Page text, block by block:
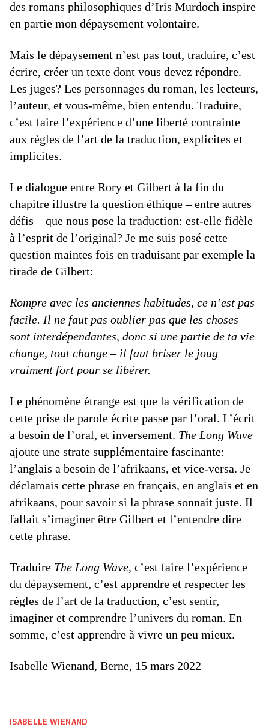
des romans philosophiques d’Iris Murdoch inspire
en partie mon dépaysement volontaire.
Mais le dépaysement n’est pas tout, traduire, c’est
écrire, créer un texte dont vous devez répondre.
Les juges? Les personnages du roman, les lecteurs,
l’auteur, et vous-même, bien entendu. Traduire,
c’est faire l’expérience d’une liberté contrainte
aux règles de l’art de la traduction, explicites et
implicites.
Le dialogue entre Rory et Gilbert à la fin du
chapitre illustre la question éthique – entre autres
défis – que nous pose la traduction: est-elle fidèle
à l’esprit de l’original? Je me suis posé cette
question maintes fois en traduisant par exemple la
tirade de Gilbert:
Rompre avec les anciennes habitudes, ce n’est pas
facile. Il ne faut pas oublier pas que les choses
sont interdépendantes, donc si une partie de ta vie
change, tout change – il faut briser le joug
vraiment fort pour se libérer.
Le phénomène étrange est que la vérification de
cette prise de parole écrite passe par l’oral. L’écrit
a besoin de l’oral, et inversement. The Long Wave
ajoute une strate supplémentaire fascinante:
l’anglais a besoin de l’afrikaans, et vice-versa. Je
déclamais cette phrase en français, en anglais et en
afrikaans, pour savoir si la phrase sonnait juste. Il
fallait s’imaginer être Gilbert et l’entendre dire
cette phrase.
Traduire The Long Wave, c’est faire l’expérience
du dépaysement, c’est apprendre et respecter les
règles de l’art de la traduction, c’est sentir,
imaginer et comprendre l’univers du roman. En
somme, c’est apprendre à vivre un peu mieux.
Isabelle Wienand, Berne, 15 mars 2022
ISABELLE WIENAND